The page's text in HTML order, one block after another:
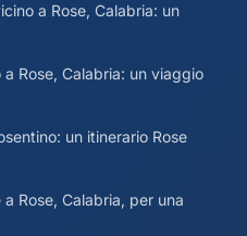
a Rose, Calabria: un
Rose, Calabria: un viaggio
un itinerario Rose
Rose, Calabria, per una